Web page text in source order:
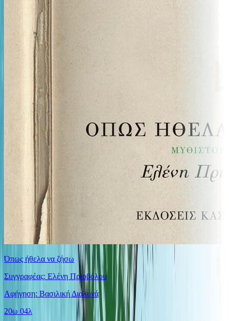
Όπως ήθελα να ζήσω
Συγγραφέας: Ελένη Πριοβόλου
Αφήγηση: Βασιλική Διαλυνά
20ω 04λ